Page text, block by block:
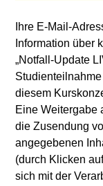
Ihre E-Mail-
Information über
„Notfall-Update
diesem
Eine Weitergabe
die Zusendung
angegebenen
(durch Klicken
sich mit der